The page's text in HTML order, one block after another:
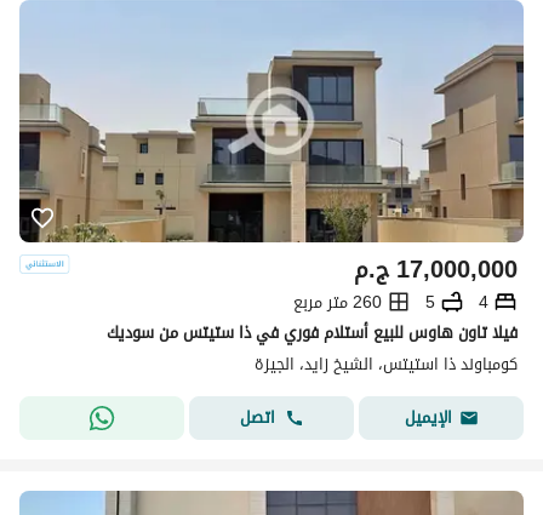
ج.م17,000,000
4
5
260 متر مربع
فيلا تاون هاوس للبيع أستلام فوري في ذا ستيتس من سوديك
كومباوند ذا استيتس، الشيخ زايد، الجيزة
الإيميل
اتصل